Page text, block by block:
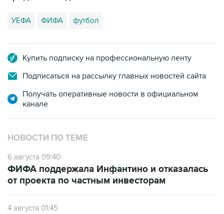
УЕФА ФИФА футбол
Купить подписку на профессиональную ленту
Подписаться на рассылку главных новостей сайта
Получать оперативные новости в официальном
канале
НОВОСТИ ПО ТЕМЕ
6 августа 09:40
ФИФА поддержала Инфантино и отказалась
от проекта по частным инвесторам
4 августа 01:45